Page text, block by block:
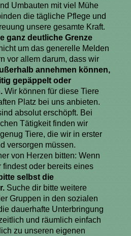
Umbauten mit viel Mühe
die tägliche Pflege und
unsere gesamte Kraft.
ganz deutliche Grenze
um das generelle Melden
vor allem darum, dass wir
annehmen können,
gepäppelt oder
Wir können für diese Tiere
Platz bei uns anbieten.
absolut erschöpft. Bei
Tätigkeit finden wir
Tiere, die wir in erster
versorgen müssen.
von Herzen bitten: Wenn
oder bereits eines
selbst die
Suche dir bitte weitere
Gruppen in den sozialen
dauerhafte Unterbringung
und räumlich einfach
zu unseren eigenen